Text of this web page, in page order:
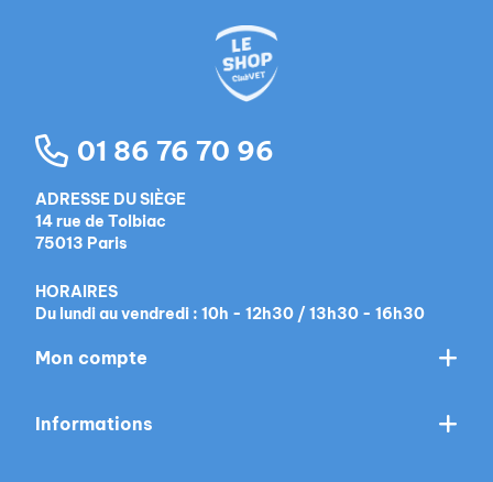
01 86 76 70 96
ADRESSE DU SIÈGE
14 rue de Tolbiac
75013 Paris
HORAIRES
Du lundi au vendredi : 10h - 12h30 / 13h30 - 16h30
Mon compte
Informations